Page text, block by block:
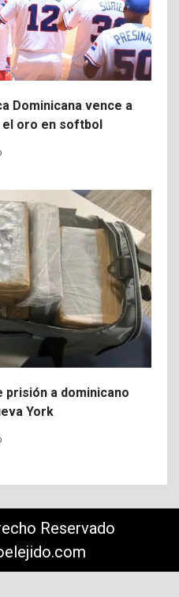
Dominicana vence a
el oro en softbol
prisión a dominicano
York
Reservado